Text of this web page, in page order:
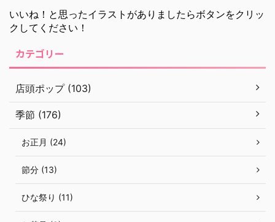
いいね！と思ったイラストがありましたらボタンをクリッ
クしてください！
カテゴリー
店頭ポップ (103)
季節 (176)
お正月 (24)
節分 (13)
ひな祭り (11)